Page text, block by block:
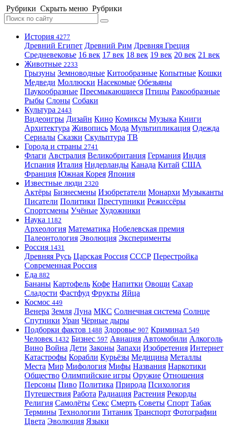
Рубрики Скрыть меню Рубрики
История 4277
Древний Египет Древний Рим Древняя Греция
Средневековье 16 век 17 век 18 век 19 век 20 век 21 век
Животные 2233
Грызуны Земноводные Китообразные Копытные Кошки
Медведи Моллюски Насекомые Обезьяны
Паукообразные Пресмыкающиеся Птицы Ракообразные
Рыбы Слоны Собаки
Культура 2443
Видеоигры Дизайн Кино Комиксы Музыка Книги
Архитектура Живопись Мода Мультипликация Одежда
Сериалы Сказки Скульптура ТВ
Города и страны 2741
Флаги Австралия Великобритания Германия Индия
Испания Италия Нидерланды Канада Китай США
Франция Южная Корея Япония
Известные люди 2320
Актёры Бизнесмены Изобретатели Монархи Музыканты
Писатели Политики Преступники Режиссёры
Спортсмены Учёные Художники
Наука 1182
Археология Математика Нобелевская премия
Палеонтология Эволюция Эксперименты
Россия 1431
Древняя Русь Царская Россия СССР Перестройка
Современная Россия
Еда 882
Бананы Картофель Кофе Напитки Овощи Сахар
Сладости Фастфуд Фрукты Яйца
Космос 449
Венера Земля Луна МКС Солнечная система Солнце
Спутники Уран Чёрные дыры
Подборки фактов 1488 Здоровье 907 Криминал 549
Человек 1432 Бизнес 597 Авиация Автомобили Алкоголь
Вино Война Дети Законы Запахи Изобретения Интернет
Катастрофы Корабли Курьёзы Медицина Металлы
Места Мир Мифология Мифы Названия Наркотики
Общество Олимпийские игры Оружие Отношения
Персоны Пиво Политика Природа Психология
Путешествия Работа Радиация Растения Рекорды
Религия Самолёты Секс Смерть Советы Спорт Табак
Термины Технологии Титаник Транспорт Фотографии
Цвета Эволюция Языки